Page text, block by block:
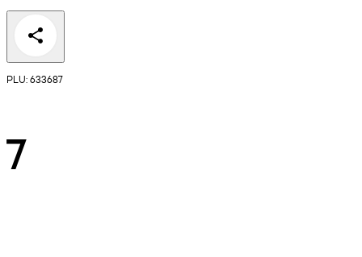
PLU: 633687
7